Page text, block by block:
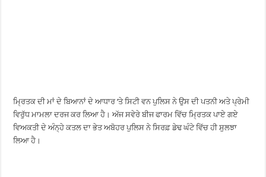
ਮ੍ਰਿਤਕ ਦੀ ਮਾਂ ਦੇ ਬਿਆਨਾਂ ਦੇ ਆਧਾਰ ‘ਤੇ ਸਿਟੀ ਵਨ ਪੁਲਿਸ ਨੇ ਉਸ ਦੀ ਪਤਨੀ ਅਤੇ ਪ੍ਰੇਮੀ
ਵਿਰੁੱਧ ਮਾਮਲਾ ਦਰਜ ਕਰ ਲਿਆ ਹੈ। ਅੱਜ ਸਵੇਰੇ ਬੀਜ ਫਾਰਮ ਵਿੱਚ ਮ੍ਰਿਤਕ ਪਾਏ ਗਏ
ਵਿਅਕਤੀ ਦੇ ਅੰਨ੍ਹੇ ਕਤਲ ਦਾ ਭੇਤ ਅਬੋਹਰ ਪੁਲਿਸ ਨੇ ਸਿਰਫ਼ ਡੇਢ ਘੰਟੇ ਵਿੱਚ ਹੀ ਸੁਲਝਾ
ਲਿਆ ਹੈ।